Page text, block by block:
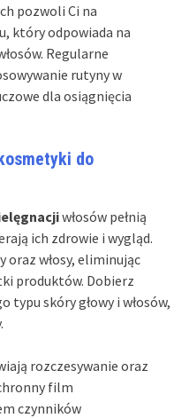
pozwoli Ci na
który odpowiada na
Regularne
rutyny w
dla osiągnięcia
do
włosów pełnią
ich zdrowie i wygląd.
oraz włosy, eliminując
produktów. Dobierz
typu skóry głowy i włosów,
rozczesywanie oraz
film
czynników